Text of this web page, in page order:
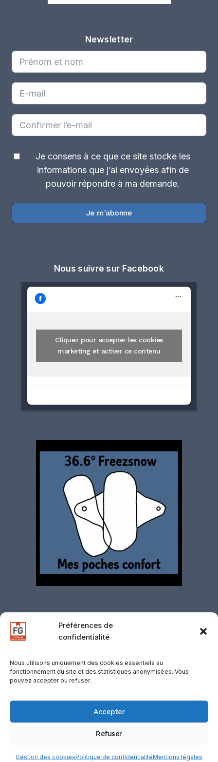
Préférences de
confidentialité
Nous utilisons uniquement des cookies essentiels au
fonctionnement du site et des statistiques anonymisées. Vous
pouvez accepter ou refuser.
Accepter
Refuser
Gestion des cookiesPolitique de confidentialitéMentions légales
Newsletter
Je consens à ce que ce site stocke les
informations que j’ai envoyées afin de
pouvoir répondre à ma demande.
Je m'abonne
Nous suivre sur Facebook
Cliquez pour accepter les cookies
marketing et activer ce contenu
confidentialité·CGV·CGU·Gestion des
cookies·Retours·Support·Mentions
© 2026 D-COOLINWAY / VOLF, SUISSE —
Registre du Commerce : CHE137.103.474